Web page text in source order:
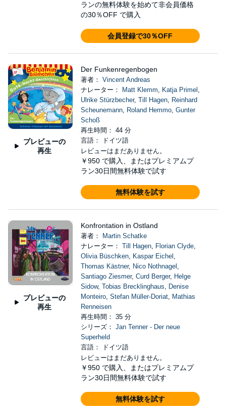
ランの無料体験を始めて非会員価格
の30％OFF で購入
会員登録で30％OFF
プレビューの
再生
Der Funkenregenbogen
著者： Vincent Andreas
ナレーター：
Matt Klemm, Katja Primel ,
Ulrike Stürzbecher, Till Hagen, Reinhard
Scheunemann, Roland Hemmo, Gunter
Schoß
再生時間： 44 分
言語： ドイツ語
レビューはまだありません。
￥950 で購入、またはプレミアムプ
ラン30日間無料体験で試す
無料体験を試す
プレビューの
再生
Konfrontation in Ostland
著者：
Martin Schatke
ナレーター： Till Hagen, Florian Clyde,
Olivia Büschken, Kaspar Eichel ,
Thomas Kästner, Nico Nothnagel ,
Santiago Ziesmer, Curd Berger, Helge
Sidow, Tobias Brecklinghaus, Denise
Monteiro, Stefan Müller-Doriat, Mathias
Renneisen
再生時間： 35 分
シリーズ： Jan Tenner - Der neue
Superheld
言語： ドイツ語
レビューはまだありません。
￥950 で購入、またはプレミアムプ
ラン30日間無料体験で試す
無料体験を試す